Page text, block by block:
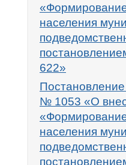
населения
622»
№ 1053 «О
населения